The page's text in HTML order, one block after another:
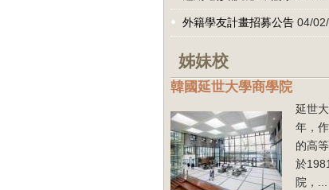
外籍學友計畫招募公告 04/
姊妹校
韓國延世大學商學院
延世
年，
的高
於
院，...